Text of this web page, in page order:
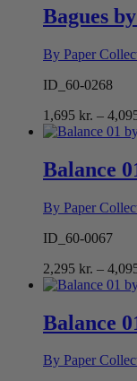
Bagues
By Paper
ID_60-0268
1,695 kr. –
Balance
By Paper
ID_60-0067
2,295 kr. –
Balance
By Paper